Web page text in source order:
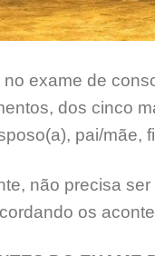
no exame de
dos cinco
pai/mãe,
não precisa
os